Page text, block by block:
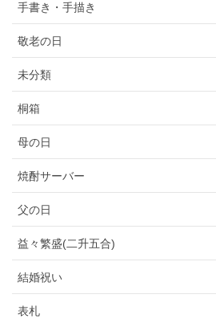
手書き・手描き
敬老の日
未分類
桐箱
母の日
焼酎サーバー
父の日
益々繁盛(二升五合)
結婚祝い
表札